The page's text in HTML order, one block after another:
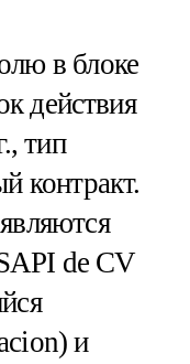
в блоке
действия
тип
контракт.
de CV
и